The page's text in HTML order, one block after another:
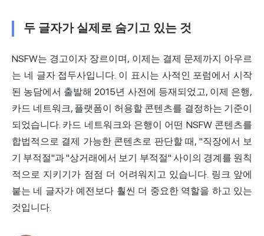
두 글자가 실제로 숨기고 있는 것
NSFW는 경고이자 장르이며, 이제는 결제 문제까지 아우르
는 네 글자 접두사입니다. 이 표시는 사적인 포럼에서 시작
된 농담에서 출발해 2015년 사전에 등재되었고, 이제 은행,
카드 네트워크, 플랫폼이 허용할 콘텐츠를 결정하는 기준이
되었습니다. 카드 네트워크와 은행이 어떤 NSFW 콘텐츠를
합법적으로 결제 가능한 콘텐츠로 판단할 때, "직장에서 보
기 부적절"과 "상거래에서 보기 부적절" 사이의 경계를 원칙
적으로 지키기가 점점 더 어려워지고 있습니다. 링크 앞에
붙는 네 글자가 예전보다 훨씬 더 중요한 역할을 하고 있는
것입니다.